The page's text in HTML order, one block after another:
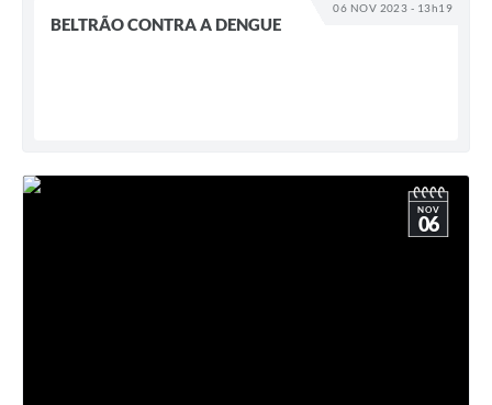
06 NOV 2023 - 13h19
BELTRÃO CONTRA A DENGUE
NOV
06